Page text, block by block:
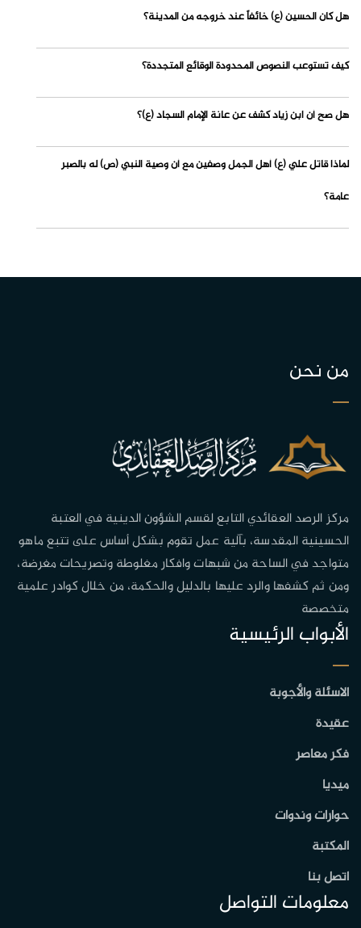
هل كان الحسين (ع) خائفاً عند خروجه من المدينة؟
كيف تستوعب النصوص المحدودة الوقائع المتجددة؟
هل صح أن ابن زياد كشف عن عانة الإمام السجاد (ع)؟
لماذا قاتل علي (ع) أهل الجمل وصفين مع أن وصية النبي (ص) له بالصبر
عامة؟
من نحن
مركز الرصد العقائدي التابع لقسم الشؤون الدينية في العتبة
الحسينية المقدسة، بآلية عمل تقوم بشكل أساس على تتبع ماهو
متواجد في الساحة من شبهات وافكار مغلوطة وتصريحات مغرضة،
ومن ثم كشفها والرد عليها بالدليل والحكمة، من خلال كوادر علمية
متخصصة
الأبواب الرئيسية
الاسئلة والأجوبة
عقيدة
فكر معاصر
ميديا
حوارات وندوات
المكتبة
اتصل بنا
معلومات التواصل